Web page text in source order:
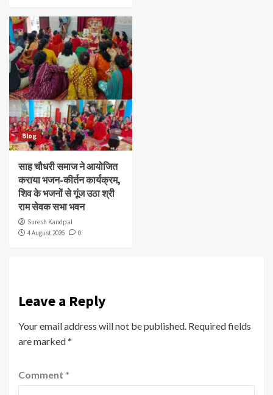
Blog
साह चौधरी समाज ने आयोजित
कराया भजन-कीर्तन कार्यक्रम,
शिव के भजनों से गूंज उठा श्री
राम सेवक सभा भवन
Suresh Kandpal
4 August 2026
0
Leave a Reply
Your email address will not be published. Required fields
are marked*
Comment *